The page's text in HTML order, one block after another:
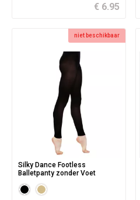
€ 6.95
niet beschikbaar
Silky Dance Footless
Balletpanty zonder Voet